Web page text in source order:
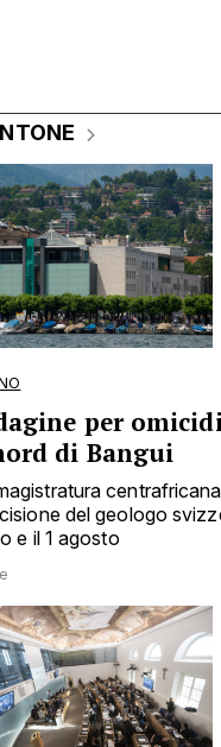
per
di Bangui
del geologo
e il 1 agosto